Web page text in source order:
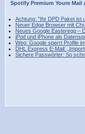
Spotify Premium Youre Mail
Achtung: "Ihr DPD Paket ist
Neuer Edge Browser mit
Neues Google Easteregg –
iPod und iPhone als
Weg: Google sperrt Profile
DHL Express E-Mail:
Sichere Passwörter: So